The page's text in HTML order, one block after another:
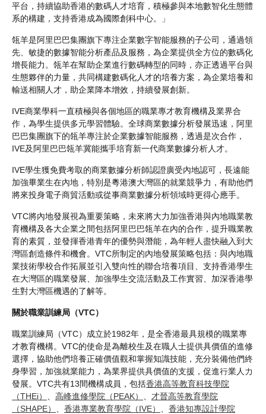
平台，持續協助香港的數碼人才培育，積極參與本地數智化生態體
系的構建，支持香港成為國際創科中心。」
瓴羊是阿里巴巴集團旗下專注企業數字智能服務的子公司，通過領
先、敏捷的數據智能分析產品及服務，為企業提供全方位的數碼化
增長能力。瓴羊在幫助企業進行數碼轉型的同時，亦正透過平台與
生態夥伴的力量，共同構建數碼化人才的培養方案，為企業培養和
輸送相關人才，助企業降本增效，持續發展創新。
IVE商業學科一直積極與各個地區的職業專才教育機構及業界合
作，為學生提供多元學習體驗。全球商業數據分析發展迅速，阿里
巴巴集團旗下的瓴羊專注於企業數據智能服務，透過是次合作，
IVE及阿里巴巴瓴羊冀能攜手培育新一代商業數據分析人才。
IVE學生獲免費考取的商業數據分析師認證廣受內地認可，長遠能
加強畢業生在內地，特別是粵港澳大灣區的就業競爭力，有助他們
將來投身電子商貿活動或從事商業數據分析領域時更得心應手。
VTC將內地發展視為重要策略，未來將大力加強香港與內地職業教
育機構及各大企業之間包括阿里巴巴瓴羊在內的合作，提升職業教
育的素質，並發揮香港青年的優勢與潛能，為年輕人盡快融入到大
灣區創造條件和機會。VTC所制定的內地發展策略包括：與內地職
業技術學校合作拓展並引入雙向性的聯合培養項目、支持香港學生
在大灣區的職業發展、加強學生交流活動及工作實習、加深香港學
生對大灣區機遇的了解等。
關於職業訓練局（VTC）
職業訓練局（VTC）成立於1982年，是全香港最具規模的職業專
才教育機構。VTC的使命是為離校生及在職人士提供具價值的進修
選擇，協助他們培養正確價值觀和掌握知識技能，充分裝備他們終
身學習，加強就業能力，為業界提供具價值的支援，促進行業人力
發展。VTC共有13間機構成員，包括香港高等教育科技學院
（THEi）
高峰進修學院（PEAK）
才晉高等教育學院
（SHAPE）
香港專業教育學院（IVE）
香港知專設計學院